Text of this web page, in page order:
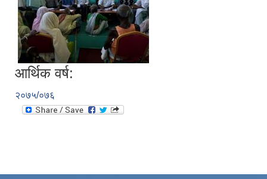
आर्थिक वर्ष:
२०७५/०७६